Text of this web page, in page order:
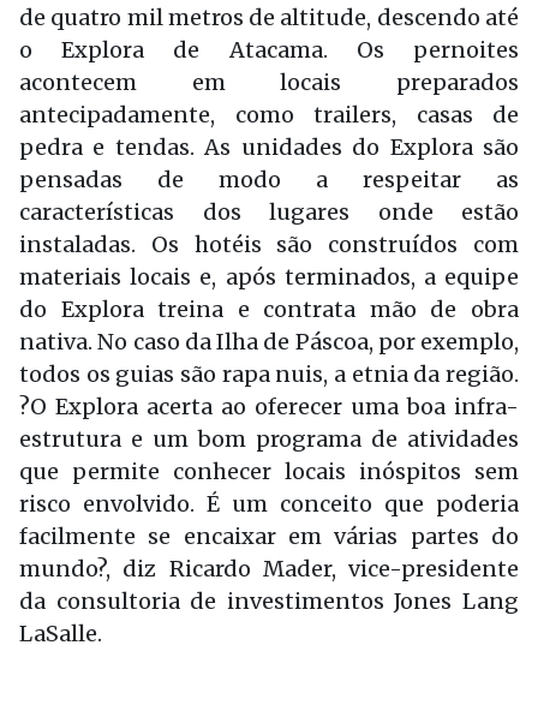
de qua­tro mil metros de altitude, descendo até
o Explora de Atacama. Os pernoites
acontecem em locais prepara­dos
antecipadamente, como trailers, casas de
pedra e tendas. As unidades do Explora são
pensadas de modo a respeitar as
características dos luga­res onde estão
instaladas. Os hotéis são construídos com
materiais locais e, após terminados, a equipe
do Explora treina e contrata mão de obra
nativa. No caso da Ilha de Páscoa, por exemplo,
todos os guias são rapa nuis, a etnia da região.
?O Explora acerta ao oferecer uma boa infra-
estrutura e um bom programa de atividades
que permite conhecer locais inóspitos sem
risco envolvido. É um conceito que poderia
facilmen­te se encaixar em várias partes do
mundo?, diz Ricardo Mader, vice-presidente
da consultoria de investimentos Jones Lang
LaSalle.